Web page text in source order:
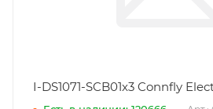
I-DS1071-SCB01x3 Connfly